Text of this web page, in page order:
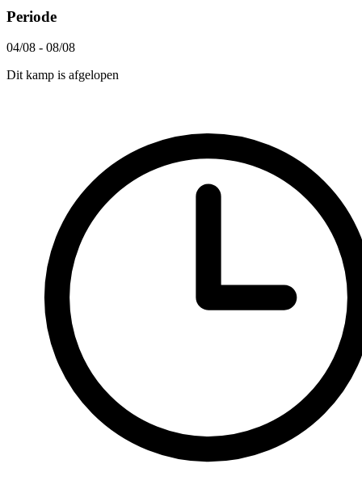
Periode
04/08 - 08/08
Dit kamp is afgelopen